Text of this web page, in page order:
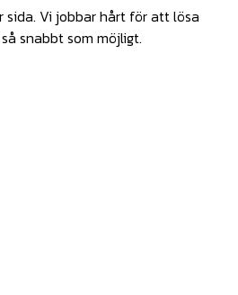
sida. Vi jobbar hårt för att lösa
snabbt som möjligt.